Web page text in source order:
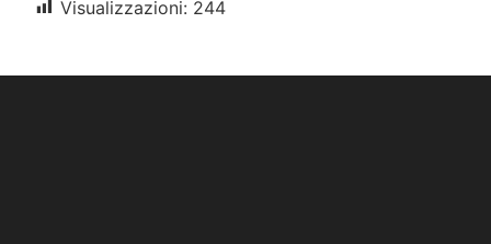
Visualizzazioni: 244